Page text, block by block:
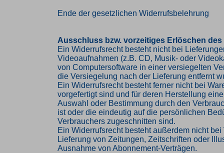
Ende der gesetzlichen Widerrufsbelehrung
Ausschluss bzw. vorzeitiges Erlöschen
Ein Widerrufsrecht besteht nicht bei
Videoaufnahmen (z.B. CD, Musik- oder
von Computersoftware in einer versiegelten
die Versiegelung nach der Lieferung entfernt
Ein Widerrufsrecht besteht ferner nicht bei
vorgefertigt sind und für deren Herstellung
Auswahl oder Bestimmung durch den
ist oder die eindeutig auf die persönlichen
Verbrauchers zugeschnitten sind.
Ein Widerrufsrecht besteht außerdem nicht bei
Lieferung von Zeitungen, Zeitschriften oder
Ausnahme von Abonnement-Verträgen.